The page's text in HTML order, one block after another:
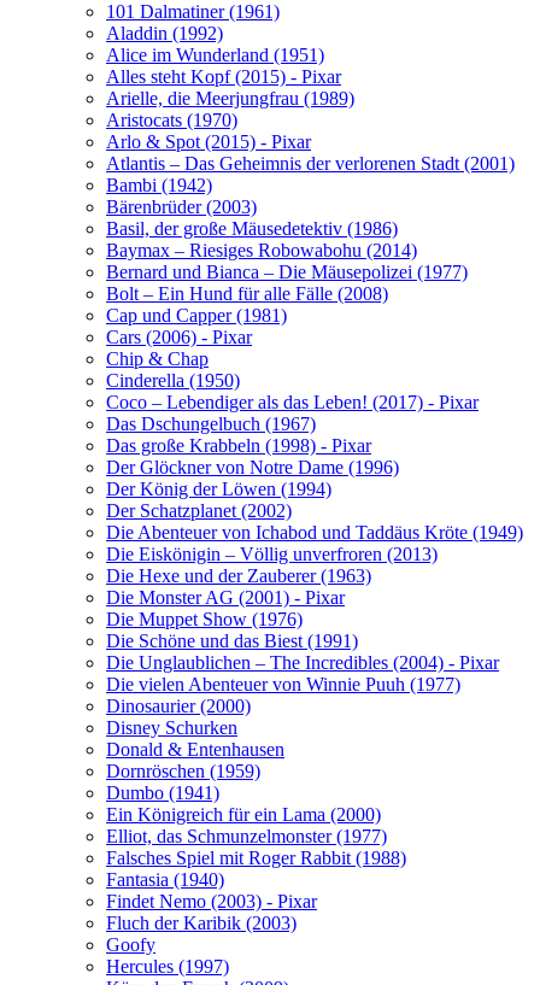
101 Dalmatiner (1961)
Aladdin (1992)
Alice im Wunderland (1951)
Alles steht Kopf (2015) - Pixar
Arielle, die Meerjungfrau (1989)
Aristocats (1970)
Arlo & Spot (2015) - Pixar
Atlantis – Das Geheimnis der verlorenen Stadt (2001)
Bambi (1942)
Bärenbrüder (2003)
Basil, der große Mäusedetektiv (1986)
Baymax – Riesiges Robowabohu (2014)
Bernard und Bianca – Die Mäusepolizei (1977)
Bolt – Ein Hund für alle Fälle (2008)
Cap und Capper (1981)
Cars (2006) - Pixar
Chip & Chap
Cinderella (1950)
Coco – Lebendiger als das Leben! (2017) - Pixar
Das Dschungelbuch (1967)
Das große Krabbeln (1998) - Pixar
Der Glöckner von Notre Dame (1996)
Der König der Löwen (1994)
Der Schatzplanet (2002)
Die Abenteuer von Ichabod und Taddäus Kröte (1949)
Die Eiskönigin – Völlig unverfroren (2013)
Die Hexe und der Zauberer (1963)
Die Monster AG (2001) - Pixar
Die Muppet Show (1976)
Die Schöne und das Biest (1991)
Die Unglaublichen – The Incredibles (2004) - Pixar
Die vielen Abenteuer von Winnie Puuh (1977)
Dinosaurier (2000)
Disney Schurken
Donald & Entenhausen
Dornröschen (1959)
Dumbo (1941)
Ein Königreich für ein Lama (2000)
Elliot, das Schmunzelmonster (1977)
Falsches Spiel mit Roger Rabbit (1988)
Fantasia (1940)
Findet Nemo (2003) - Pixar
Fluch der Karibik (2003)
Goofy
Hercules (1997)